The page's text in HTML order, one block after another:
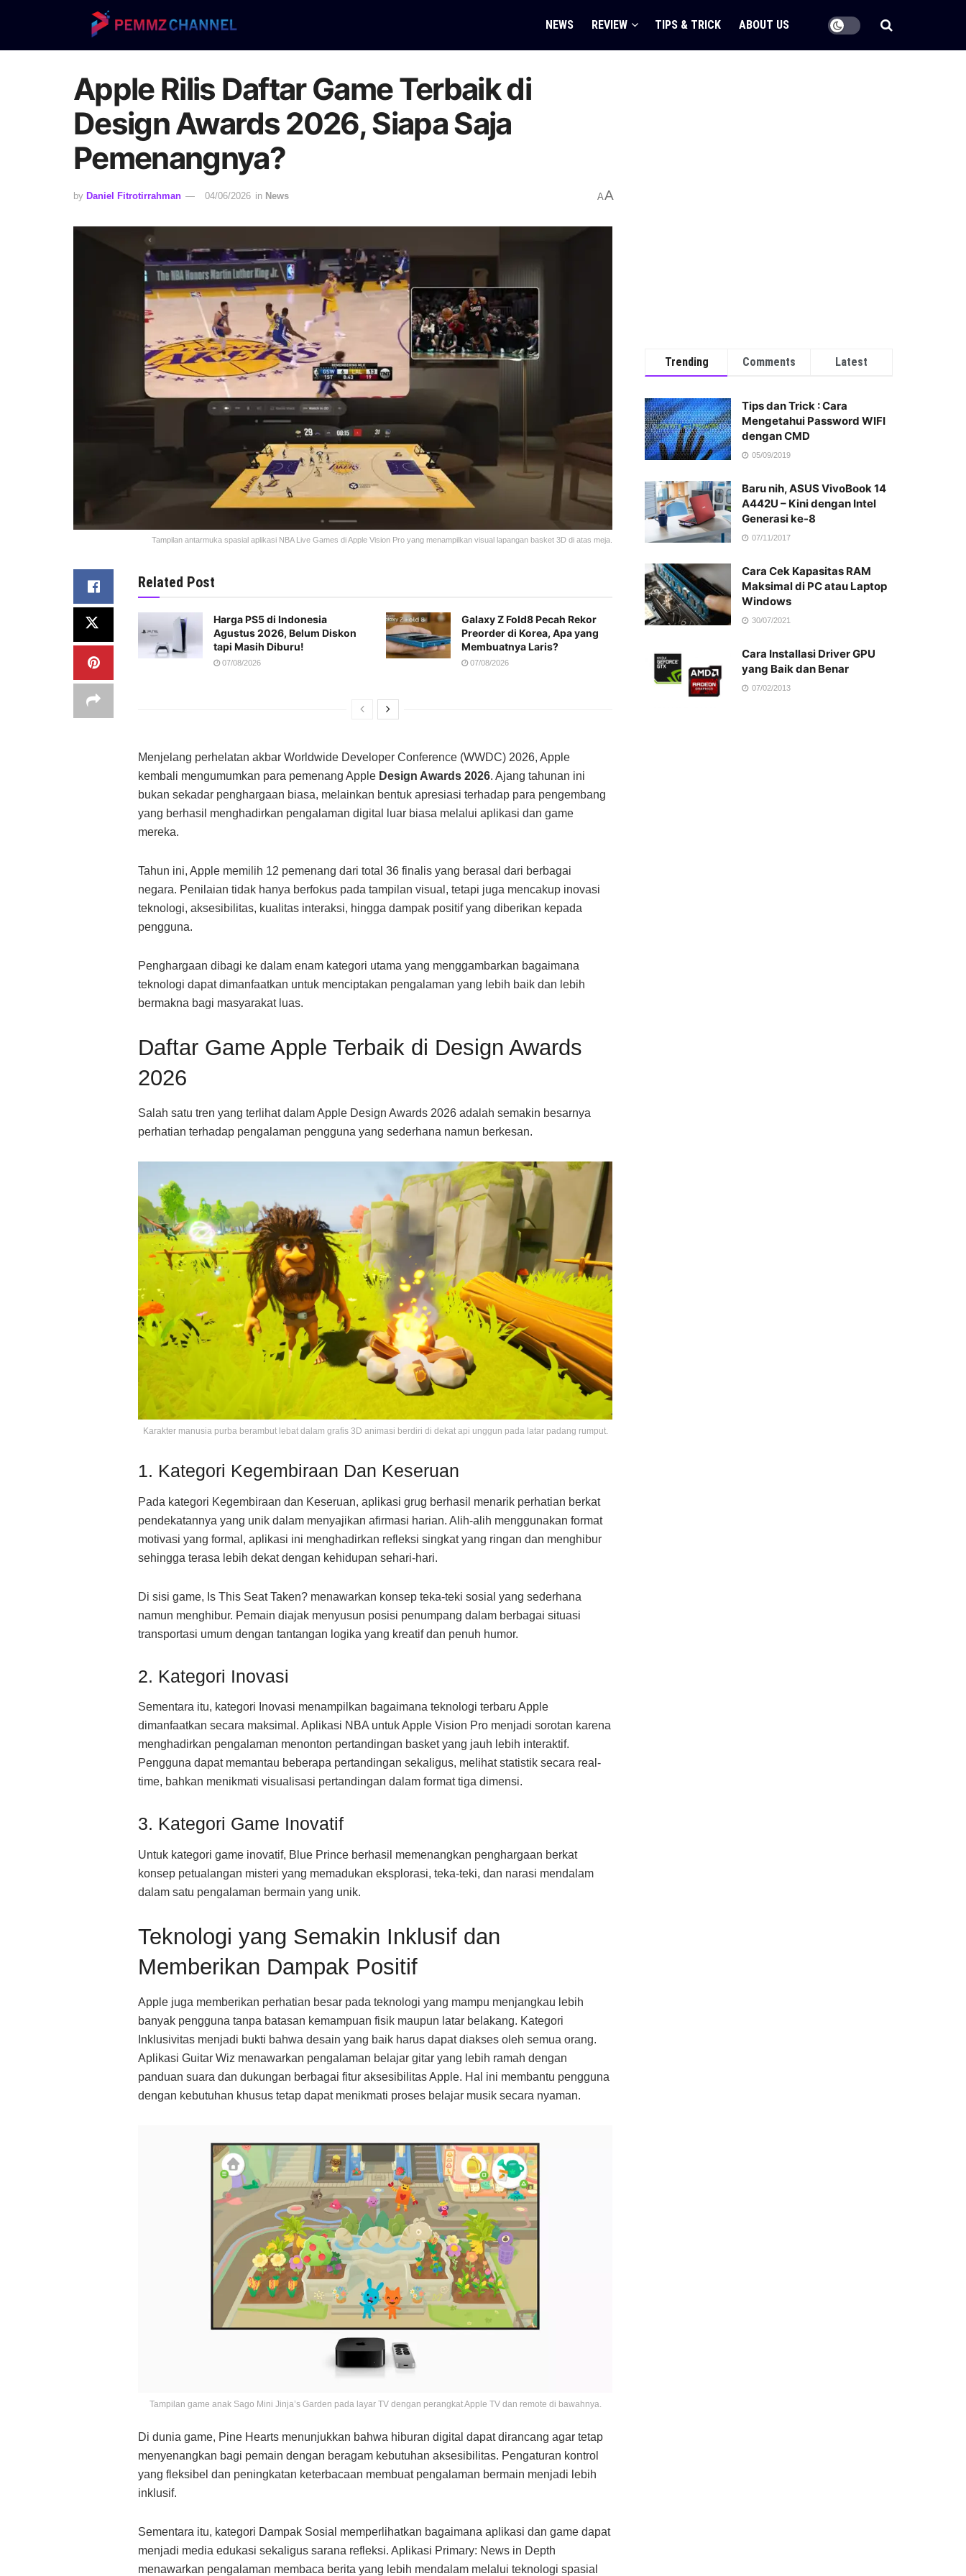
NEWS REVIEW TIPS & TRICK ABOUT US
Apple Rilis Daftar Game Terbaik di
Design Awards 2026, Siapa Saja
Pemenangnya?
by Daniel Fitrotirrahman 04/06/2026 in News AA
Tampilan antarmuka spasial aplikasi NBA Live Games di Apple Vision Pro yang menampilkan visual lapangan basket 3D di atas meja.
Related Post
Harga PS5 di Indonesia
Agustus 2026, Belum Diskon
tapi Masih Diburu!
07/08/2026
Galaxy Z Fold8 Pecah Rekor
Preorder di Korea, Apa yang
Membuatnya Laris?
07/08/2026
Menjelang perhelatan akbar Worldwide Developer Conference (WWDC) 2026, Apple
kembali mengumumkan para pemenang Apple Design Awards 2026. Ajang tahunan ini
bukan sekadar penghargaan biasa, melainkan bentuk apresiasi terhadap para pengembang
yang berhasil menghadirkan pengalaman digital luar biasa melalui aplikasi dan game
mereka.
Tahun ini, Apple memilih 12 pemenang dari total 36 finalis yang berasal dari berbagai
negara. Penilaian tidak hanya berfokus pada tampilan visual, tetapi juga mencakup inovasi
teknologi, aksesibilitas, kualitas interaksi, hingga dampak positif yang diberikan kepada
pengguna.
Penghargaan dibagi ke dalam enam kategori utama yang menggambarkan bagaimana
teknologi dapat dimanfaatkan untuk menciptakan pengalaman yang lebih baik dan lebih
bermakna bagi masyarakat luas.
Daftar Game Apple Terbaik di Design Awards
2026
Salah satu tren yang terlihat dalam Apple Design Awards 2026 adalah semakin besarnya
perhatian terhadap pengalaman pengguna yang sederhana namun berkesan.
Karakter manusia purba berambut lebat dalam grafis 3D animasi berdiri di dekat api unggun pada latar padang rumput.
1. Kategori Kegembiraan Dan Keseruan
Pada kategori Kegembiraan dan Keseruan, aplikasi grug berhasil menarik perhatian berkat
pendekatannya yang unik dalam menyajikan afirmasi harian. Alih-alih menggunakan format
motivasi yang formal, aplikasi ini menghadirkan refleksi singkat yang ringan dan menghibur
sehingga terasa lebih dekat dengan kehidupan sehari-hari.
Di sisi game, Is This Seat Taken? menawarkan konsep teka-teki sosial yang sederhana
namun menghibur. Pemain diajak menyusun posisi penumpang dalam berbagai situasi
transportasi umum dengan tantangan logika yang kreatif dan penuh humor.
2. Kategori Inovasi
Sementara itu, kategori Inovasi menampilkan bagaimana teknologi terbaru Apple
dimanfaatkan secara maksimal. Aplikasi NBA untuk Apple Vision Pro menjadi sorotan karena
menghadirkan pengalaman menonton pertandingan basket yang jauh lebih interaktif.
Pengguna dapat memantau beberapa pertandingan sekaligus, melihat statistik secara real-
time, bahkan menikmati visualisasi pertandingan dalam format tiga dimensi.
3. Kategori Game Inovatif
Untuk kategori game inovatif, Blue Prince berhasil memenangkan penghargaan berkat
konsep petualangan misteri yang memadukan eksplorasi, teka-teki, dan narasi mendalam
dalam satu pengalaman bermain yang unik.
Teknologi yang Semakin Inklusif dan
Memberikan Dampak Positif
Apple juga memberikan perhatian besar pada teknologi yang mampu menjangkau lebih
banyak pengguna tanpa batasan kemampuan fisik maupun latar belakang. Kategori
Inklusivitas menjadi bukti bahwa desain yang baik harus dapat diakses oleh semua orang.
Aplikasi Guitar Wiz menawarkan pengalaman belajar gitar yang lebih ramah dengan
panduan suara dan dukungan berbagai fitur aksesibilitas Apple. Hal ini membantu pengguna
dengan kebutuhan khusus tetap dapat menikmati proses belajar musik secara nyaman.
Tampilan game anak Sago Mini Jinja’s Garden pada layar TV dengan perangkat Apple TV dan remote di bawahnya.
Di dunia game, Pine Hearts menunjukkan bahwa hiburan digital dapat dirancang agar tetap
menyenangkan bagi pemain dengan beragam kebutuhan aksesibilitas. Pengaturan kontrol
yang fleksibel dan peningkatan keterbacaan membuat pengalaman bermain menjadi lebih
inklusif.
Sementara itu, kategori Dampak Sosial memperlihatkan bagaimana aplikasi dan game dapat
menjadi media edukasi sekaligus sarana refleksi. Aplikasi Primary: News in Depth
menawarkan pengalaman membaca berita yang lebih mendalam melalui teknologi spasial
Trending Comments Latest
Tips dan Trick : Cara
Mengetahui Password WIFI
dengan CMD
05/09/2019
Baru nih, ASUS VivoBook 14
A442U – Kini dengan Intel
Generasi ke-8
07/11/2017
Cara Cek Kapasitas RAM
Maksimal di PC atau Laptop
Windows
30/07/2021
Cara Installasi Driver GPU
yang Baik dan Benar
07/02/2013